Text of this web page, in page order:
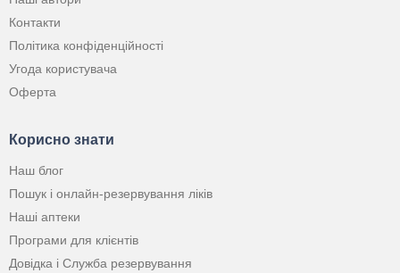
Контакти
Політика конфіденційності
Угода користувача
Оферта
Корисно знати
Наш блог
Пошук і онлайн-резервування ліків
Наші аптеки
Програми для клієнтів
Довідка і Служба резервування